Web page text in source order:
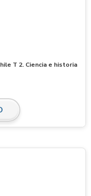
T 2. Ciencia e historia